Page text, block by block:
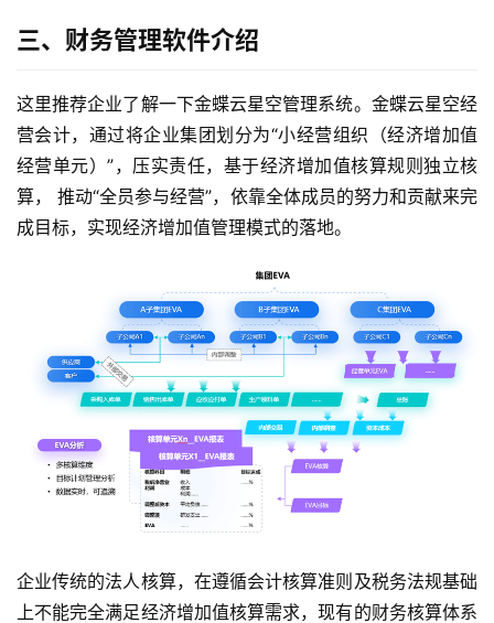
三、财务管理软件介绍
这里推荐企业了解一下金蝶云星空管理系统。金蝶云星空经
营会计，通过将企业集团划分为“小经营组织（经济增加值
经营单元）”，压实责任，基于经济增加值核算规则独立核
算， 推动“全员参与经营”，依靠全体成员的努力和贡献来完
成目标，实现经济增加值管理模式的落地。
企业传统的法人核算，在遵循会计核算准则及税务法规基础
上不能完全满足经济增加值核算需求，现有的财务核算体系